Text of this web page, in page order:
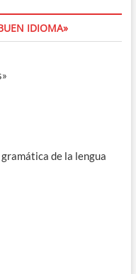
IDIOMA»
gramática de la lengua